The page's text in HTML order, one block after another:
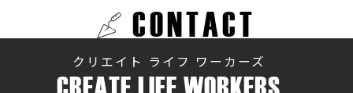
CONTACT
クリエイト ライフ ワーカーズ